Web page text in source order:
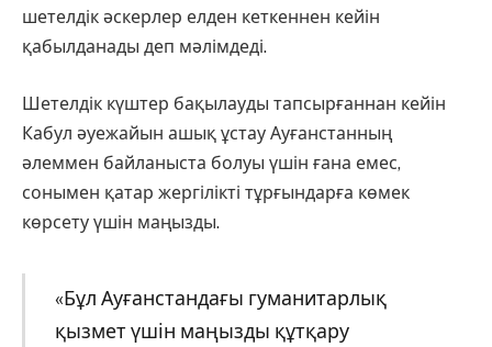
шетелдік әскерлер елден кеткеннен кейін
қабылданады деп мәлімдеді.
Шетелдік күштер бақылауды тапсырғаннан кейін
Кабул әуежайын ашық ұстау Ауғанстанның
әлеммен байланыста болуы үшін ғана емес,
сонымен қатар жергілікті тұрғындарға көмек
көрсету үшін маңызды.
«Бұл Ауғанстандағы гуманитарлық
қызмет үшін маңызды құтқару